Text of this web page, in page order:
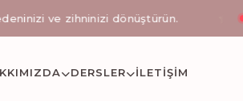
zihninizi dönüştürün. İlk seansa
DERSLER İLETIŞİM